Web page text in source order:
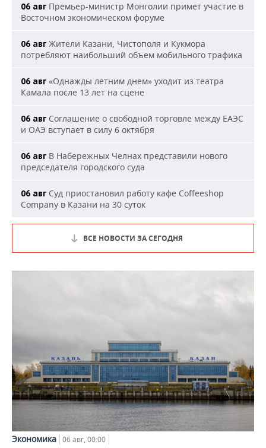
06 авг Премьер-министр Монголии примет участие в
Восточном экономическом форуме
06 авг Жители Казани, Чистополя и Кукмора
потребляют наибольший объем мобильного трафика
06 авг «Однажды летним днем» уходит из театра
Камала после 13 лет на сцене
06 авг Соглашение о свободной торговле между ЕАЭС
и ОАЭ вступает в силу 6 октября
06 авг В Набережных Челнах представили нового
председателя городского суда
06 авг Суд приостановил работу кафе Coffeeshop
Company в Казани на 30 суток
ВСЕ НОВОСТИ ЗА СЕГОДНЯ
Экономика 06 авг, 00:00